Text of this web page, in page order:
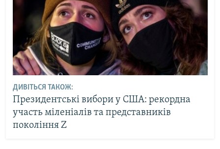
ДИВІТЬСЯ ТАКОЖ:
Президентські вибори у США: рекордна
участь міленіалів та представників
покоління Z